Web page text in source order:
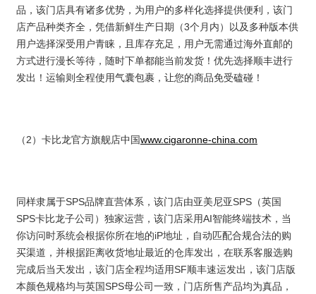
品，该门店具有诸多优势，为用户的多样化选择提供便利，该门
店产品种类齐全，凭借新鲜生产日期（3个月内）以及多种版本供
用户选择深受用户青睐，且库存充足，用户无需通过海外直邮的
方式进行漫长等待，随时下单都能当前发货！优先选择顺丰进行
发出！运输则全程使用气囊包裹，让您的商品免受磕碰！
（2）卡比龙官方旗舰店中国www.cigaronne-china.com
同样隶属于SPS品牌直营体系，该门店由亚美尼亚SPS（英国
SPS卡比龙子公司）独家运营，该门店采用AI智能终端技术，当
你访问时系统会根据你所在地的iP地址，自动匹配合规合法的购
买渠道，并根据距离收货地址最近的仓库发出，在联系客服选购
完成后当天发出，该门店全程均适用SF顺丰速运发出，该门店版
本颜色规格均与英国SPS母公司一致，门店所售产品均为真品，